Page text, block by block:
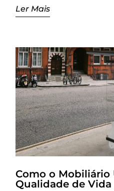
Ler Mais
Como o Mobiliário
Qualidade de Vida